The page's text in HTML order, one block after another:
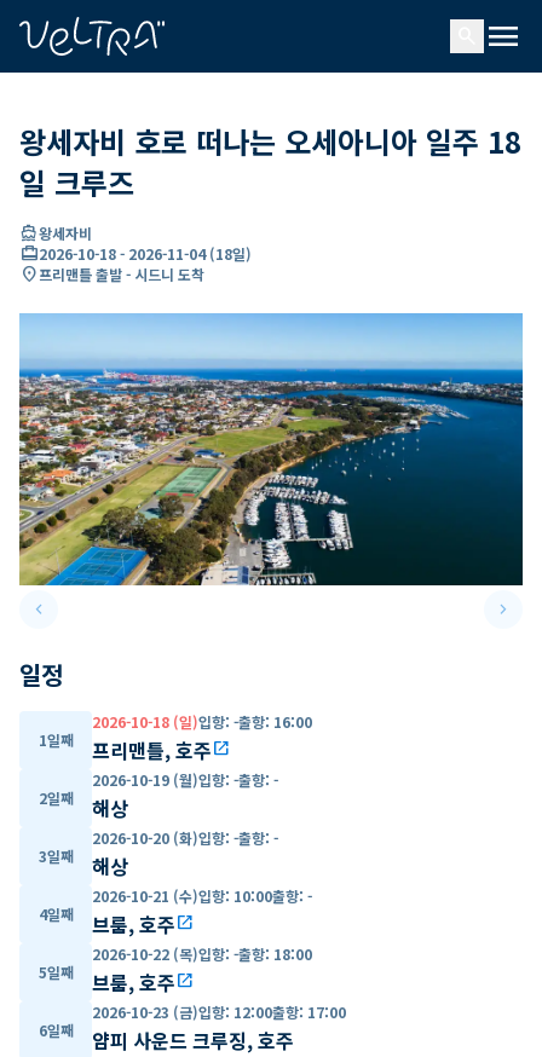
menu
왕세자비 호로 떠나는 오세아니아 일주 18
일 크루즈
directions_boat왕세자비
card_travel2026-10-18- 2026-11-04(18일)
location_on프리맨틀 출발 - 시드니 도착
keyboard_arrow_leftPrevious slide keyboard_arrow_right
일정
1일째
2026-10-18 (일)입항: -출항: 16:00
프리맨틀, 호주open_in_new
2일째
2026-10-19 (월)입항: -출항: -
해상
3일째
2026-10-20 (화)입항: -출항: -
해상
4일째
2026-10-21 (수)입항: 10:00출항: -
브룸, 호주open_in_new
5일째
2026-10-22 (목)입항: -출항: 18:00
브룸, 호주open_in_new
6일째
2026-10-23 (금)입항: 12:00출항: 17:00
얌피 사운드 크루징, 호주